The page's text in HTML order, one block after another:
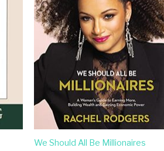
We Should All Be Millionaires